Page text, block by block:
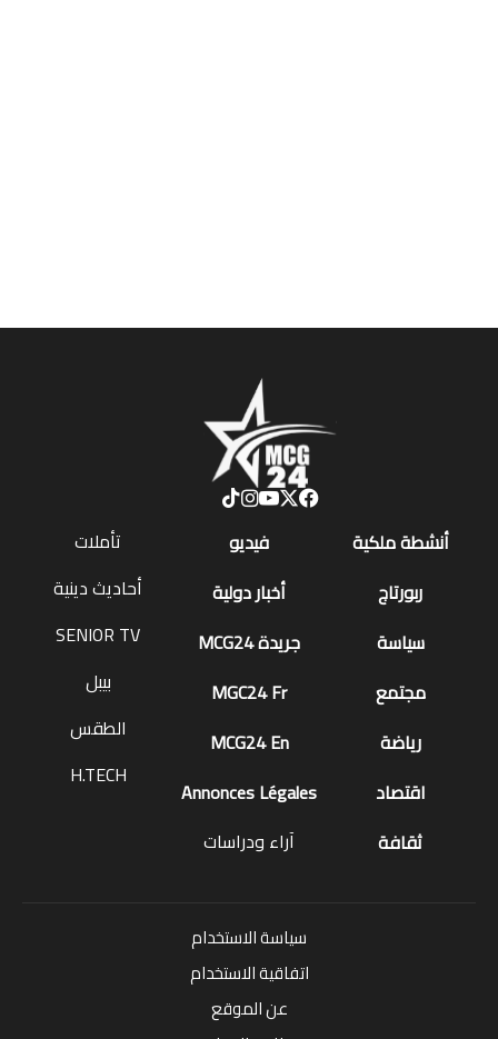
أنشطة ملكية
ربورتاج
سياسة
مجتمع
رياضة
اقتصاد
ثقافة
فيديو
أخبار دولية
جريدة MCG24
MGC24 Fr
MCG24 En
Annonces Légales
آراء ودراسات
تأملات
أحاديث دينية
SENIOR TV
بيبل
الطقس
H.TECH
سياسة الاستخدام
اتفاقية الاستخدام
عن الموقع